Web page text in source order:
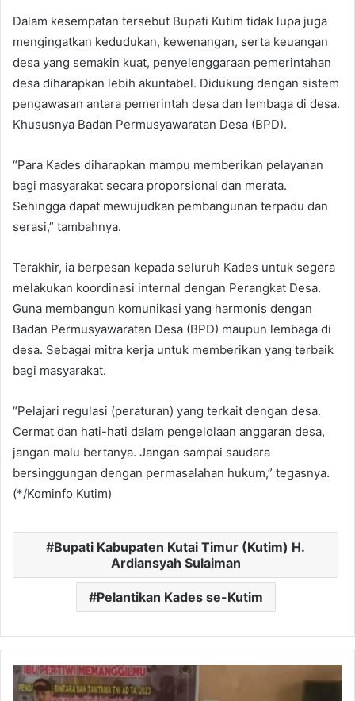
Dalam kesempatan tersebut Bupati Kutim tidak lupa juga
mengingatkan kedudukan, kewenangan, serta keuangan
desa yang semakin kuat, penyelenggaraan pemerintahan
desa diharapkan lebih akuntabel. Didukung dengan sistem
pengawasan antara pemerintah desa dan lembaga di desa.
Khususnya Badan Permusyawaratan Desa (BPD).
“Para Kades diharapkan mampu memberikan pelayanan
bagi masyarakat secara proporsional dan merata.
Sehingga dapat mewujudkan pembangunan terpadu dan
serasi,” tambahnya.
Terakhir, ia berpesan kepada seluruh Kades untuk segera
melakukan koordinasi internal dengan Perangkat Desa.
Guna membangun komunikasi yang harmonis dengan
Badan Permusyawaratan Desa (BPD) maupun lembaga di
desa. Sebagai mitra kerja untuk memberikan yang terbaik
bagi masyarakat.
“Pelajari regulasi (peraturan) yang terkait dengan desa.
Cermat dan hati-hati dalam pengelolaan anggaran desa,
jangan malu bertanya. Jangan sampai saudara
bersinggungan dengan permasalahan hukum,” tegasnya.
(*/Kominfo Kutim)
Bupati Kabupaten Kutai Timur (Kutim) H.
Ardiansyah Sulaiman
Pelantikan Kades se-Kutim